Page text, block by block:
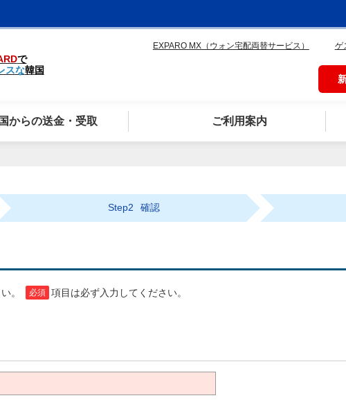
で
スな韓国
EXPARO MX（ウォン宅配両替サービス） ゲ
からの送金・受取 ご利用案内
Step2 確認
。 必須 項目は必ず入力してください。